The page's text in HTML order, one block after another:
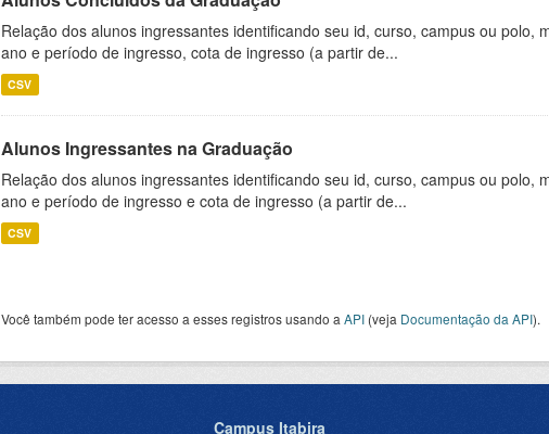
Relação dos alunos ingressantes identificando seu id, curso, campus ou polo,
ano e período de ingresso, cota de ingresso (a partir de...
CSV
Alunos Ingressantes na Graduação
Relação dos alunos ingressantes identificando seu id, curso, campus ou polo,
ano e período de ingresso e cota de ingresso (a partir de...
CSV
Você também pode ter acesso a esses registros usando a API (veja Documentação da API).
Campus Itabira